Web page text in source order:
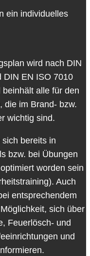
ein individuelles
wird nach DIN
DIN EN ISO 7010
alle für den
die im Brand- bzw.
wichtig sind.
bereits in
bzw. bei Übungen
worden sein
Auch
entsprechendem
sich über
Feuerlösch- und
und